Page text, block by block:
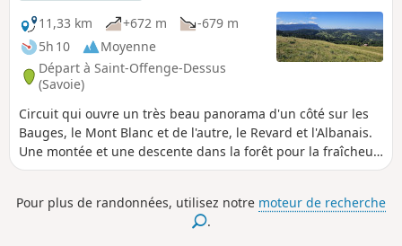
11,33 km
+672 m
-679 m
5h 10
Moyenne
Départ à Saint-Offenge-Dessus
(Savoie)
Circuit qui ouvre un très beau panorama d'un côté sur les
Bauges, le Mont Blanc et de l'autre, le Revard et l'Albanais.
Une montée et une descente dans la forêt pour la fraîcheur,
un plateau en alpage en haut pour la vue, cette balade
pas de difficulté technique. À noter un passage avec câble
sans grande difficulté après les chalets Mermet.
Pour plus de randonnées, utilisez notre moteur de recherche
.